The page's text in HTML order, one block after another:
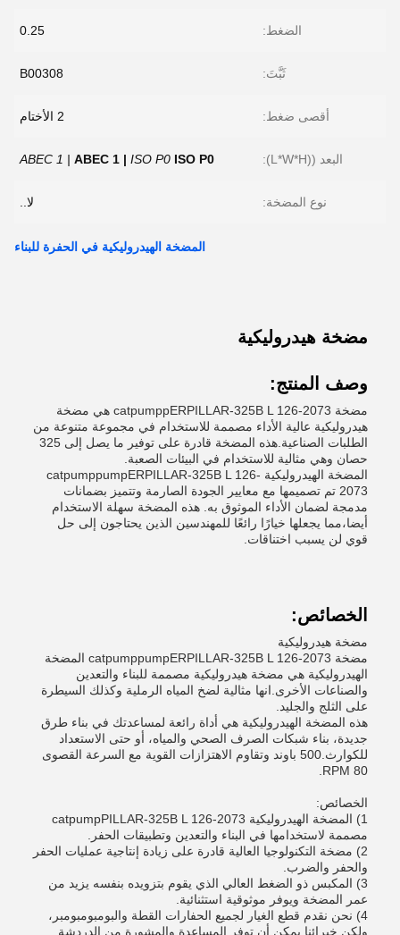
الضغط: 0.25
ثَبَّتَ: B00308
أقصى ضغط: 2 الأختام
البعد ((L*W*H): ABEC 1 | ABEC 1 | ISO P0 ISO P0
نوع المضخة: لا..
المضخة الهيدروليكية في الحفرة للبناء
مضخة هيدروليكية
وصف المنتج:
مضخة catpumppERPILLAR-325B L 126-2073 هي مضخة
هيدروليكية عالية الأداء مصممة للاستخدام في مجموعة متنوعة من
الطلبات الصناعية.هذه المضخة قادرة على توفير ما يصل إلى 325
حصان وهي مثالية للاستخدام في البيئات الصعبة.
المضخة الهيدروليكية catpumppumpERPILLAR-325B L 126-
2073 تم تصميمها مع معايير الجودة الصارمة وتتميز بضمانات
مدمجة لضمان الأداء الموثوق به. هذه المضخة سهلة الاستخدام
أيضا،مما يجعلها خيارًا رائعًا للمهندسين الذين يحتاجون إلى حل
قوي لن يسبب اختناقات.
الخصائص:
مضخة هيدروليكية
مضخة catpumppumpERPILLAR-325B L 126-2073 المضخة
الهيدروليكية هي مضخة هيدروليكية مصممة للبناء والتعدين
والصناعات الأخرى.انها مثالية لضخ المياه الرملية وكذلك السيطرة
على الثلج والجليد.
هذه المضخة الهيدروليكية هي أداة رائعة لمساعدتك في بناء طرق
جديدة، بناء شبكات الصرف الصحي والمياه، أو حتى الاستعداد
للكوارث.500 باوند وتقاوم الاهتزازات القوية مع السرعة القصوى
80 RPM.
الخصائص:
1) المضخة الهيدروليكية catpumpPILLAR-325B L 126-2073
مصممة لاستخدامها في البناء والتعدين وتطبيقات الحفر.
2) مضخة التكنولوجيا العالية قادرة على زيادة إنتاجية عمليات الحفر
والحفر والضرب.
3) المكبس ذو الضغط العالي الذي يقوم بتزويده بنفسه يزيد من
عمر المضخة ويوفر موثوقية استثنائية.
4) نحن نقدم قطع الغيار لجميع الحفارات القطة والبومبومبومبر،
ولكن خبرائنا يمكن أن توفر المساعدة والمشورة من الدردشة